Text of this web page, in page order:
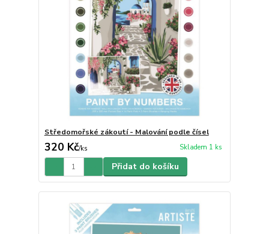
Středomořské zákoutí - Malování podle čísel
320 Kč/ks Skladem 1 ks
Přidat do košíku